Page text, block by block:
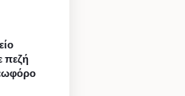
πεζή